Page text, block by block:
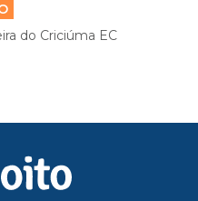
do Criciúma EC